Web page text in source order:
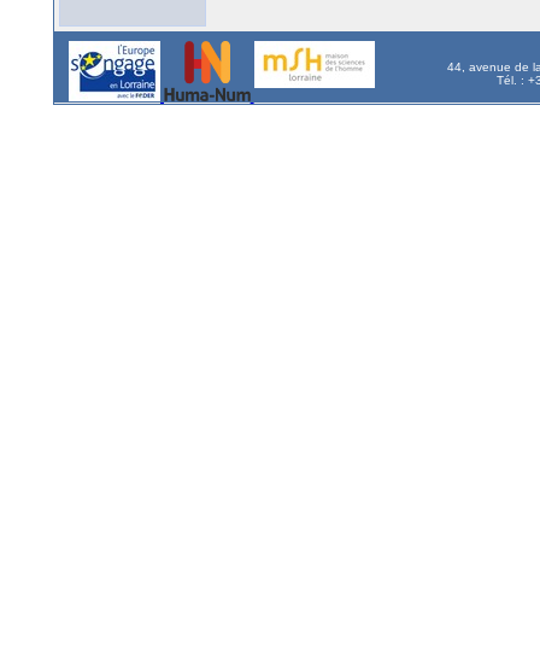
44, avenue de
Tél. :